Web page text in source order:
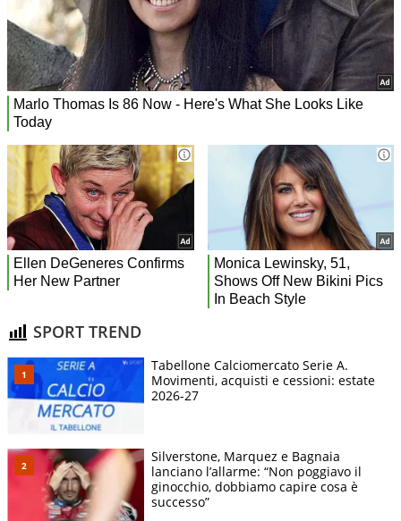
SPORT TREND
Tabellone Calciomercato Serie A.
Movimenti, acquisti e cessioni: estate
2026-27
Silverstone, Marquez e Bagnaia
lanciano l’allarme: “Non poggiavo il
ginocchio, dobbiamo capire cosa è
successo”